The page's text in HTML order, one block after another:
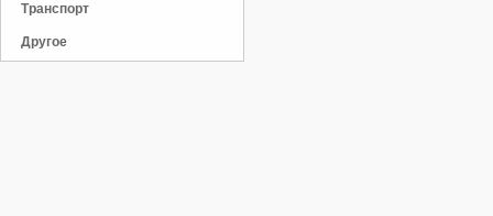
Транспорт
Другое